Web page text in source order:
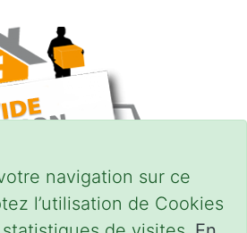
navigation sur ce
l’utilisation de Cookies